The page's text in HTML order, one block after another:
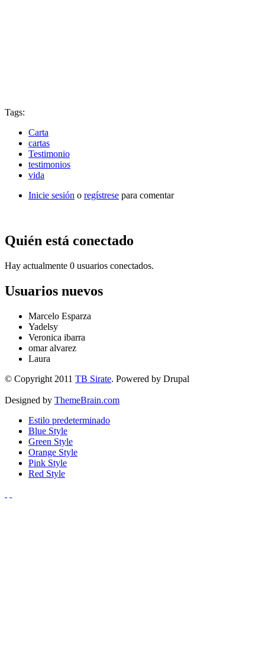
Tags:
Carta
cartas
Testimonio
testimonios
vida
Inicie sesión o regístrese para comentar
Quién está conectado
Hay actualmente 0 usuarios conectados.
Usuarios nuevos
Marcelo Esparza
Yadelsy
Veronica ibarra
omar alvarez
Laura
© Copyright 2011 TB Sirate. Powered by Drupal
Designed by ThemeBrain.com
Estilo predeterminado
Blue Style
Green Style
Orange Style
Pink Style
Red Style